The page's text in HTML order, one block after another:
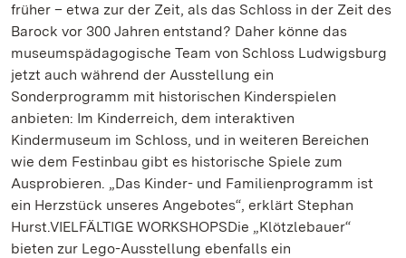
früher – etwa zur der Zeit, als das Schloss in der Zeit des
Barock vor 300 Jahren entstand? Daher könne das
museumspädagogische Team von Schloss Ludwigsburg
jetzt auch während der Ausstellung ein
Sonderprogramm mit historischen Kinderspielen
anbieten: Im Kinderreich, dem interaktiven
Kindermuseum im Schloss, und in weiteren Bereichen
wie dem Festinbau gibt es historische Spiele zum
Ausprobieren. „Das Kinder- und Familienprogramm ist
ein Herzstück unseres Angebotes“, erklärt Stephan
Hurst.VIELFÄLTIGE WORKSHOPSDie „Klötzlebauer“
bieten zur Lego-Ausstellung ebenfalls ein